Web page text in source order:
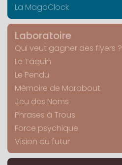
La MagoClock
Laboratoire
Qui veut gagner des flyers ?
Le Taquin
Le Pendu
Mémoire de Marabout
Jeu des Noms
Phrases à Trous
Force psychique
Vision du futur